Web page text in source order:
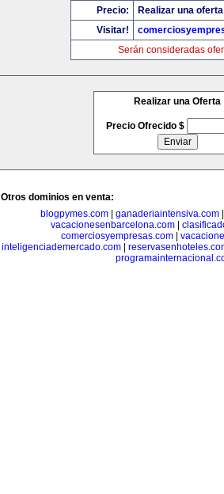
Precio:
Realizar una
Visitar!
Serán consideradas
Realizar una Oferta
Precio Ofrecido $
Otros dominios en venta:
blogpymes.com
ganaderiaintensiva.com
vacacionesenbarcelona.com|
comerciosyempresas.com|
inteligenciademercado.com|